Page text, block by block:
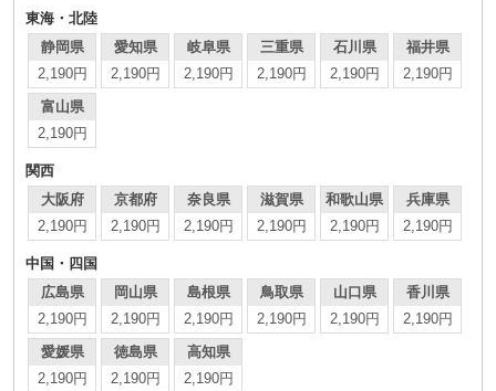
東海・北陸
静岡県
2,190円
愛知県
2,190円
岐阜県
2,190円
三重県
2,190円
石川県
2,190円
福井県
2,190円
富山県
2,190円
関西
大阪府
2,190円
京都府
2,190円
奈良県
2,190円
滋賀県
2,190円
和歌山県
2,190円
兵庫県
2,190円
中国・四国
広島県
2,190円
岡山県
2,190円
島根県
2,190円
鳥取県
2,190円
山口県
2,190円
香川県
2,190円
愛媛県
2,190円
徳島県
2,190円
高知県
2,190円